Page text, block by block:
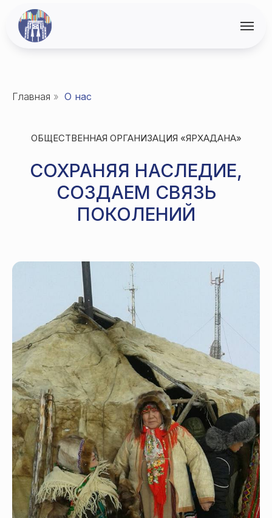
Главная » О нас
ОБЩЕСТВЕННАЯ ОРГАНИЗАЦИЯ «ЯРХАДАНА»
СОХРАНЯЯ НАСЛЕДИЕ,
СОЗДАЕМ СВЯЗЬ
ПОКОЛЕНИЙ